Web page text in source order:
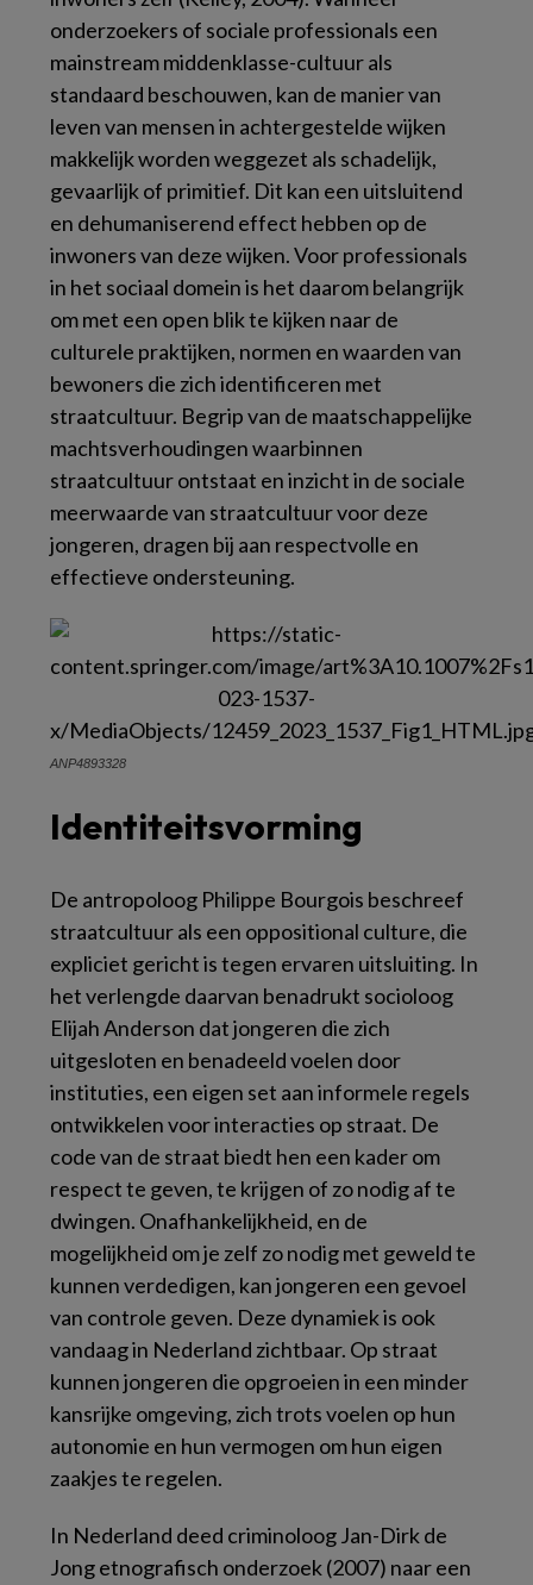
onderzoekers of sociale professionals een
mainstream middenklasse-cultuur als
standaard beschouwen, kan de manier van
leven van mensen in achtergestelde wijken
makkelijk worden weggezet als schadelijk,
gevaarlijk of primitief. Dit kan een uitsluitend
en dehumaniserend effect hebben op de
inwoners van deze wijken. Voor professionals
in het sociaal domein is het daarom belangrijk
om met een open blik te kijken naar de
culturele praktijken, normen en waarden van
bewoners die zich identificeren met
straatcultuur. Begrip van de maatschappelijke
machtsverhoudingen waarbinnen
straatcultuur ontstaat en inzicht in de sociale
meerwaarde van straatcultuur voor deze
jongeren, dragen bij aan respectvolle en
effectieve ondersteuning.
ANP4893328
Identiteitsvorming
De antropoloog Philippe Bourgois beschreef
straatcultuur als een oppositional culture, die
expliciet gericht is tegen ervaren uitsluiting. In
het verlengde daarvan benadrukt socioloog
Elijah Anderson dat jongeren die zich
uitgesloten en benadeeld voelen door
instituties, een eigen set aan informele regels
ontwikkelen voor interacties op straat. De
code van de straat biedt hen een kader om
respect te geven, te krijgen of zo nodig af te
dwingen. Onafhankelijkheid, en de
mogelijkheid om je zelf zo nodig met geweld te
kunnen verdedigen, kan jongeren een gevoel
van controle geven. Deze dynamiek is ook
vandaag in Nederland zichtbaar. Op straat
kunnen jongeren die opgroeien in een minder
kansrijke omgeving, zich trots voelen op hun
autonomie en hun vermogen om hun eigen
zaakjes te regelen.
In Nederland deed criminoloog Jan-Dirk de
Jong etnografisch onderzoek (2007) naar een